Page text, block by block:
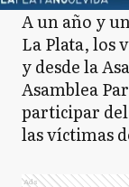
A un año y
La Plata, los
y desde la
Asamblea
participar
las víctimas
Ads